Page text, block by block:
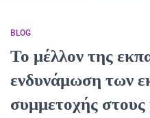
BLOG
Το μέλλον της
ενδυνάμωση των
συμμετοχής